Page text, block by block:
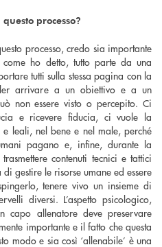
processo?
processo, credo sia importante
come ho detto, tutto parte da una
tutti sulla stessa pagina con la
arrivare a un obiettivo e a un
non essere visto o percepito. Ci
e ricevere fiducia, ci vuole la
leali, nel bene e nel male, perché
pagano e, infine, durante la
contenuti tecnici e tattici
gestire le risorse umane ed essere
tenere vivo un insieme di
diversi. L’aspetto psicologico,
capo allenatore deve preservare
importante e il fatto che questa
modo e sia così ‘allenabile’ è una